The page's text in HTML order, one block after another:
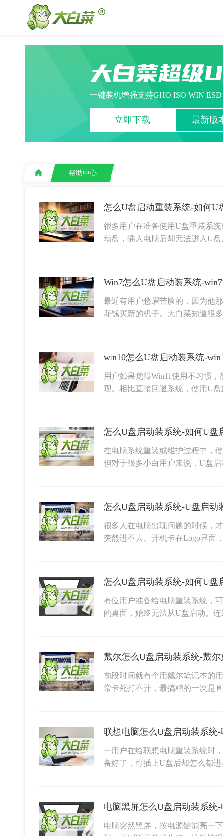
大白菜超级
一键装机增强支持GHO ISO WIN
立即下载 最新版
帮助中心
怎么U盘启动重装系统-如何U
很多用户在准备使用U盘重装系
动盘，插入电脑后却无法进入U
Win7怎么U盘启动装系统-
最近有用户愁眉苦脸的，因为他
花钱买新的机子。大白菜知道很
win10怎么U盘启动装系统-
用户如果觉得Win11使用不习惯
现。相比直接回退系统，使用U
怎么U盘启动装系统-如何U盘
在电脑系统重装或维护过程中，
但对于很多小白用户来说，U盘
怎么U盘启动装系统-U盘启动
很多人在电脑出现问题的时候，
突然进不去、开机卡在Logo界面
怎么U盘启动装系统-如何U盘
有位用户准备给电脑重装系统，
的桌面，始终无法从U盘启动。
戴尔怎么U盘启动装系统-戴
前段时间就有个用戴尔笔记本的
常卡死打不开，最搞糟的一次是
联想电脑怎么U盘启动装系统
一用户在给联想电脑重装系统时
备好了，可插上U盘后却怎么都
电脑突然黑屏，按电源键能亮一